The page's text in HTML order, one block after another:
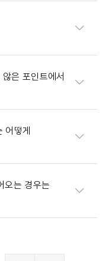
은 포인트에서
어떻게
오는 경우는